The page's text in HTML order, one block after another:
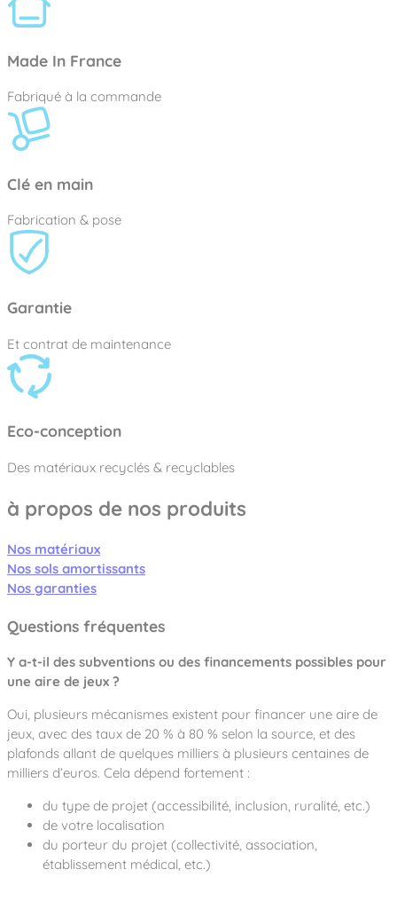
Made In France
Fabriqué à la commande
Clé en main
Fabrication & pose
Garantie
Et contrat de maintenance
Eco-conception
Des matériaux recyclés & recyclables
à propos de nos produits
Nos matériaux
Nos sols amortissants
Nos garanties
Questions fréquentes
Y a-t-il des subventions ou des financements possibles pour
une aire de jeux ?
Oui, plusieurs mécanismes existent pour financer une aire de
jeux, avec des taux de 20 % à 80 % selon la source, et des
plafonds allant de quelques milliers à plusieurs centaines de
milliers d’euros. Cela dépend fortement :
du type de projet (accessibilité, inclusion, ruralité, etc.)
de votre localisation
du porteur du projet (collectivité, association,
établissement médical, etc.)